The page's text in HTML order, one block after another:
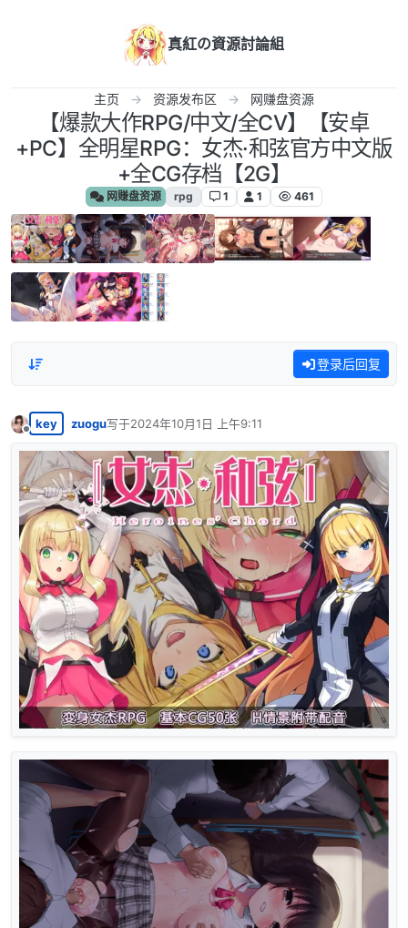
真紅の資源討論組
主页 资源发布区 网赚盘资源
【爆款大作RPG/中文/全CV】【安卓
+PC】全明星RPG：女杰·和弦官方中文版
+全CG存档【2G】
网赚盘资源 rpg 1 1 461
登录后回复
离线
key zuogu写于2024年10月1日 上午9:11
最后由 编辑